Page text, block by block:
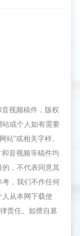
视频稿件，版权
或个人如有需要
站”或相关字样。
音视频等稿件均
的，不代表同意其
，我们不作任何
从本网下载使
责任。如擅自篡